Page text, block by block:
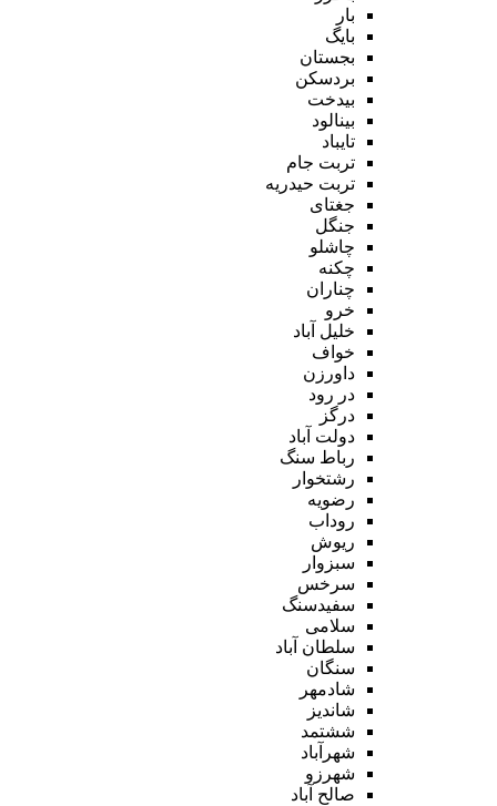
بار
بایگ
بجستان
بردسکن
بیدخت
بینالود
تایباد
تربت جام
تربت حیدریه
جغتای
جنگل
چاشلو
چکنه
چناران
خرو
خلیل آباد
خواف
داورزن
در رود
درگز
دولت آباد
رباط سنگ
رشتخوار
رضویه
روداب
ریوش
سبزوار
سرخس
سفیدسنگ
سلامی
سلطان آباد
سنگان
شادمهر
شاندیز
ششتمد
شهرآباد
شهرزو
صالح آباد